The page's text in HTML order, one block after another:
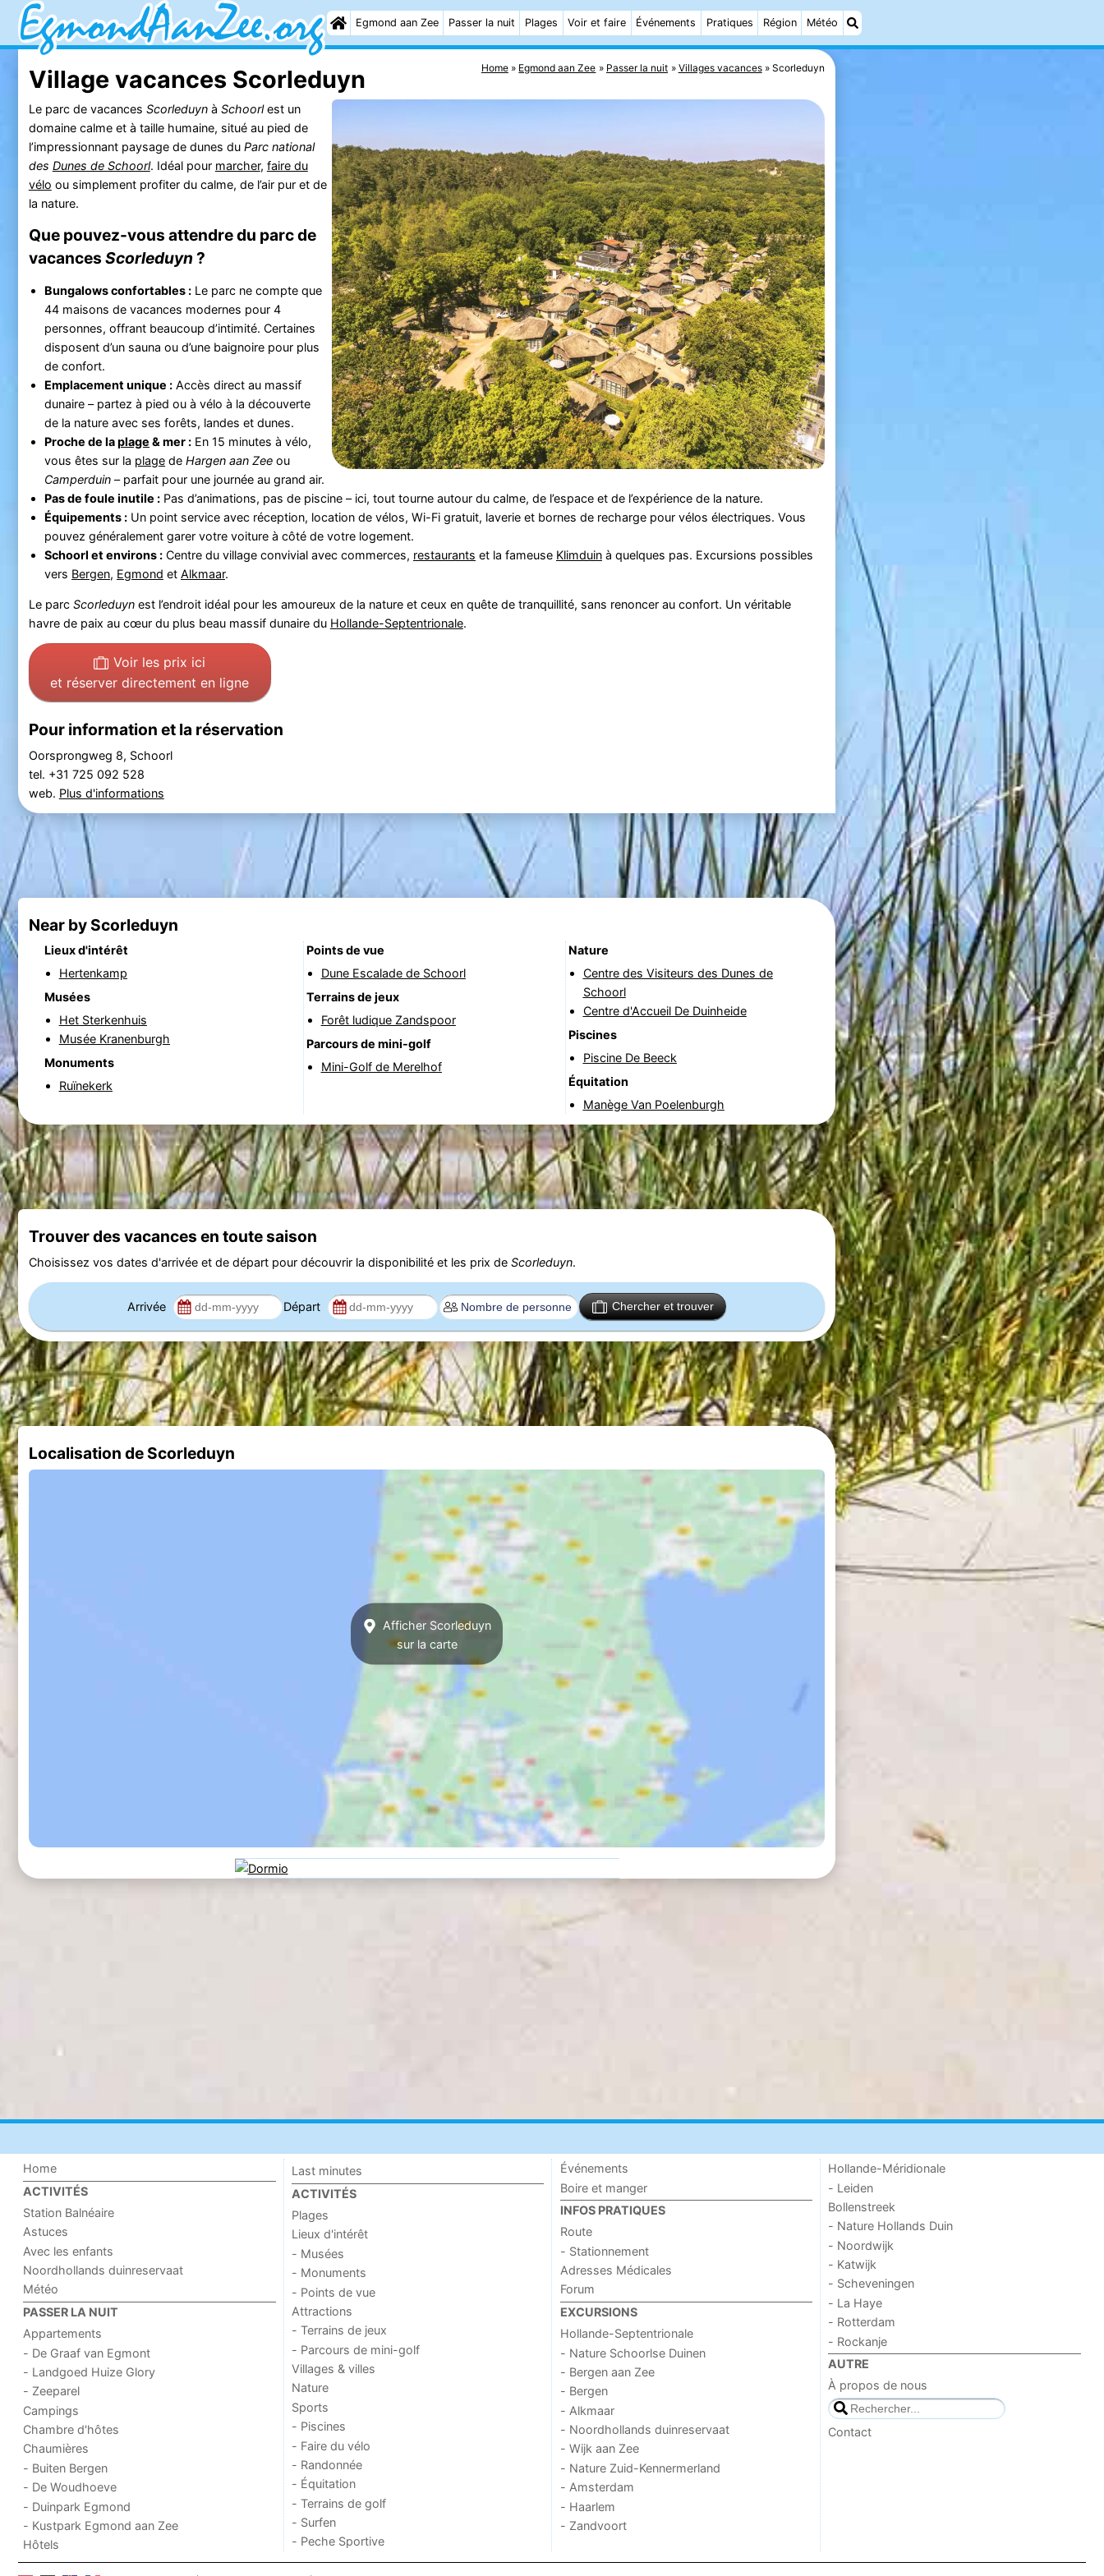
Egmond aan Zee Passer la nuit Plages Voir et faire Événements Pratiques Région Météo
Home Egmond aan Zee Passer la nuit Villages vacances Scorleduyn
Village vacances Scorleduyn
Le parc de vacances Scorleduynà Schoorlest un
domaine calme et à taille humaine, situé au pied de
l’impressionnant paysage de dunes du Parc national
des Dunes de Schoorl. Idéal pour marcher, faire du
vélo ou simplement profiter du calme, de l’air pur et de
la nature.
Que pouvez-vous attendre du parc de
vacances Scorleduyn ?
Bungalows confortables :Le parc ne compte que
44 maisons de vacances modernes pour 4
personnes, offrant beaucoup d’intimité. Certaines
disposent d’un sauna ou d’une baignoire pour plus
de confort.
Emplacement unique :Accès direct au massif
dunaire – partez à pied ou à vélo à la découverte
de la nature avec ses forêts, landes et dunes.
Proche de laplage & mer :En 15 minutes à vélo,
vous êtes sur la plagede Hargen aan Zeeou
Camperduin– parfait pour une journée au grand air.
Pas de foule inutile :Pas d’animations, pas de piscine – ici, tout tourne autour du calme, de l’espace et de l’expérience de la nature.
Équipements :Un point service avec réception, location de vélos, Wi-Fi gratuit, laverie et bornes de recharge pour vélos électriques. Vous
pouvez généralement garer votre voiture à côté de votre logement.
Schoorl et environs :Centre du village convivial avec commerces, restaurants et la fameuse Klimduinà quelques pas. Excursions possibles
vers Bergen, Egmond et Alkmaar.
Le parc Scorleduynest l’endroit idéal pour les amoureux de la nature et ceux en quête de tranquillité, sans renoncer au confort. Un véritable
havre de paix au cœur du plus beau massif dunaire du Hollande-Septentrionale.
Voir les prix ici
et réserver directement en ligne
Pour information et la réservation
Oorsprongweg 8, Schoorl
tel. +31 725 092 528
web. Plus d'informations
Near by Scorleduyn
Lieux d'intérêt
Hertenkamp
Musées
Het Sterkenhuis
Musée Kranenburgh
Monuments
Ruïnekerk
Points de vue
Dune Escalade de Schoorl
Terrains de jeux
Forêt ludique Zandspoor
Parcours de mini-golf
Mini-Golf de Merelhof
Nature
Centre des Visiteurs des Dunes de
Schoorl
Centre d'Accueil De Duinheide
Piscines
Piscine De Beeck
Équitation
Manège Van Poelenburgh
Trouver des vacances en toute saison
Choisissez vos dates d'arrivée et de départ pour découvrir la disponibilité et les prix de Scorleduyn.
Arrivée Départ Chercher et trouver
Localisation de Scorleduyn
Afficher Scorleduyn
sur la carte
Home
ACTIVITÉS
Station Balnéaire
Astuces
Avec les enfants
Noordhollands duinreservaat
Météo
PASSER LA NUIT
Appartements
- De Graaf van Egmont
- Landgoed Huize Glory
- Zeeparel
Campings
Chambre d'hôtes
Chaumières
- Buiten Bergen
- De Woudhoeve
- Duinpark Egmond
- Kustpark Egmond aan Zee
Hôtels
Last minutes
ACTIVITÉS
Plages
Lieux d'intérêt
- Musées
- Monuments
- Points de vue
Attractions
- Terrains de jeux
- Parcours de mini-golf
Villages & villes
Nature
Sports
- Piscines
- Faire du vélo
- Randonnée
- Équitation
- Terrains de golf
- Surfen
- Peche Sportive
Événements
Boire et manger
INFOS PRATIQUES
Route
- Stationnement
Adresses Médicales
Forum
EXCURSIONS
Hollande-Septentrionale
- Nature Schoorlse Duinen
- Bergen aan Zee
- Bergen
- Alkmaar
- Noordhollands duinreservaat
- Wijk aan Zee
- Nature Zuid-Kennermerland
- Amsterdam
- Haarlem
- Zandvoort
Hollande-Méridionale
- Leiden
Bollenstreek
- Nature Hollands Duin
- Noordwijk
- Katwijk
- Scheveningen
- La Haye
- Rotterdam
- Rockanje
AUTRE
À propos de nous
Contact